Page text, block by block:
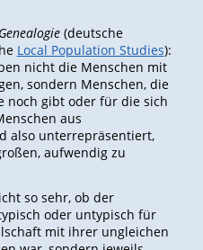
(deutsche
Local Population Studies):
nicht die Menschen mit
sondern Menschen, die
noch gibt oder für die sich
aus
also unterrepräsentiert,
aufwendig zu
so sehr, ob der
oder untypisch für
mit ihrer ungleichen